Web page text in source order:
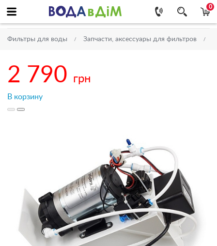
0
Фильтры для воды Запчасти, аксессуары для фильтров
2 790 грн
В корзину